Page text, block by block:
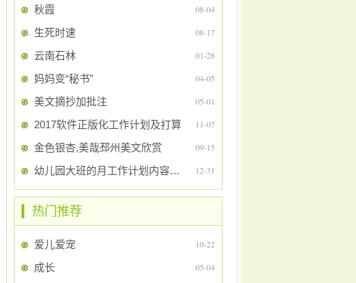
秋霞 08-04
生死时速 08-17
云南石林 01-28
妈妈变“秘书” 04-05
美文摘抄加批注 05-01
2017软件正版化工作计划及打算 11-07
金色银杏,美哉邳州美文欣赏 09-15
幼儿园大班的月工作计划内容及打算 12-31
热门推荐
爱儿爱宠 10-22
成长 05-04